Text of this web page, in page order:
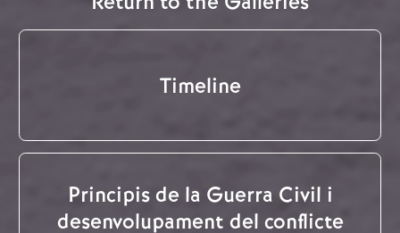
Timeline
Principis de la Guerra Civil i
desenvolupament del conflicte